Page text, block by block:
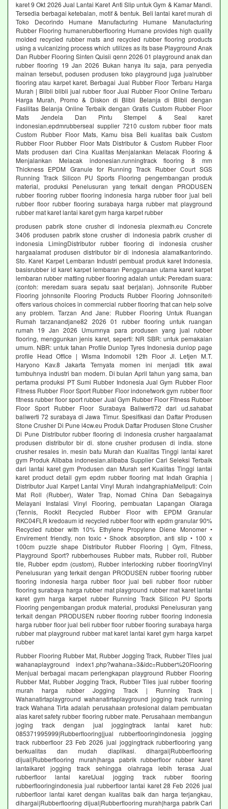
karet 9 Okt 2026 Jual Lantai Karet Anti Slip untuk Gym & Kamar Mandi.
Tersedia berbagai ketebalan, motif & bentuk. Beli lantai karet murah di
Toko Decorindo Humane Manufacturing Humane Manufacturing
Rubber Flooring humanerubberflooring Humane provides high quality
molded recycled rubber mats and recycled rubber flooring products
using a vulcanizing process which utilizes as its base Playground Anak
Dan Rubber Flooring Sinten Quisii qenn 2026 01 playground anak dan
rubber flooring 19 Jan 2026 Bukan hanya itu saja, para penyedia
mainan tersebut, podusen produsen toko playground juga jualrubber
flooring atau karpet karet. Berbagai Jual Rubber Floor Terbaru Harga
Murah | Blibli blibli jual rubber floor Jual Rubber Floor Online Terbaru
Harga Murah, Promo & Diskon di Blibli Belanja di Blibli dengan
Fasilitas Belanja Online Terbaik dengan Gratis Custom Rubber Floor
Mats Jendela Dan Pintu Stempel & Seal karet
indonesian.epdmrubberseal supplier 7210 custom rubber floor mats
Custom Rubber Floor Mats, Kamu bisa Beli kualitas baik Custom
Rubber Floor Rubber Floor Mats Distributor & Custom Rubber Floor
Mats produsen dari Cina Kualitas Menjalankan Melacak Flooring &
Menjalankan Melacak indonesian.runningtrack flooring 8 mm
Thickness EPDM Granule for Running Track Rubber Court SGS
Running Track Silicon PU Sports Flooring pengembangan produk
material, produksi Penelusuran yang terkait dengan PRODUSEN
rubber flooring rubber flooring indonesia harga rubber floor jual beli
rubber floor rubber flooring surabaya harga rubber mat playground
rubber mat karet lantai karet gym harga karpet rubber
produsen pabrik stone crusher di indonesia plexmath.eu Concrete
3406 produsen pabrik stone crusher di indonesia pabrik crusher di
indonesia LimingDistributor rubber flooring di indonesia crusher
hargaalamat produsen distributor bir di indonesia alamatkantorindo.
Sto. Karet Karpet Lembaran Industri pembuat produk karet Indonesia.
basisrubber id karet karpet lembaran Penggunaan utama karet karpet
lembaran rubber matting rubber flooring adalah untuk: Peredam suara:
(contoh: meredam suara sepatu saat berjalan). Johnsonite Rubber
Flooring johnsonite Flooring Products Rubber Flooring Johnsonite®
offers various choices in commercial rubber flooring that can help solve
any problem. Tarzan And Jane: Rubber Flooring Untuk Ruangan
Rumah tarzanandjane82 2026 01 rubber flooring untuk ruangan
rumah 19 Jan 2026 Umumnya para produsen yang jual rubber
flooring, menggunkan jenis karet, seperti: NR SBR: untuk pemakaian
umum. NBR: untuk tahan Profile Dunlop Tyres Indonesia dunlop page
profile Head Office | Wisma Indomobil 12th Floor Jl. Letjen M.T.
Haryono Kav.8 Jakarta Ternyata momen ini menjadi titik awal
tumbuhnya industri ban modern. Di bulan April tahun yang sama, ban
pertama produksi PT Sumi Rubber Indonesia Jual Gym Rubber Floor
Fitness Rubber Floor Sport Rubber Floor indonetwork gym rubber floor
fitness rubber floor sport rubber Jual Gym Rubber Floor Fitness Rubber
Floor Sport Rubber Floor Surabaya Baliwerti72 dari ud.sahabat
baliwerti 72 surabaya di Jawa Timur. Spesifikasi dan Daftar Produsen
Stone Crusher Di Pune l4cw.eu Produk Daftar Produsen Stone Crusher
Di Pune Distributor rubber flooring di indonesia crusher hargaalamat
produsen distributor bir di. stone crusher produsen di india. stone
crusher resales in. mesin batu Murah dan Kualitas Tinggi lantai karet
gym Produk Alibaba indonesian.alibaba Supplier Cari Seleksi Terbaik
dari lantai karet gym Produsen dan Murah sert Kualitas Tinggi lantai
karet product detail gym epdm rubber flooring mat Indah Graphia |
Distributor Jual Karpet Lantai Vinyl Murah indahgraphiaMeliputi: Coin
Mat Roll (Rubber), Water Trap, Nomad China Dan Sebagainya
Melayani Instalasi Vinyl Flooring, pembuatan Lapangan Olaraga
(Tennis, Rockit Recycled Rubber Floor with EPDM Granular
RKC04FLR kredoaum id recycled rubber floor with epdm granular 90%
Recycled rubber with 10% Ethylene Propylene Diene Monomer •
Envirement friendly, non toxic • Shock absorption, anti slip • 100 x
100cm puzzle shape Distributor Rubber Flooring | Gym, Fitness,
Playground Sport? rubberhouses Rubber mats, Rubber roll, Rubber
tile, Rubber epdm (custom), Rubber interlocking rubber flooringVinyl
Penelusuran yang terkait dengan PRODUSEN rubber flooring rubber
flooring indonesia harga rubber floor jual beli rubber floor rubber
flooring surabaya harga rubber mat playground rubber mat karet lantai
karet gym harga karpet rubber Running Track Silicon PU Sports
Flooring pengembangan produk material, produksi Penelusuran yang
terkait dengan PRODUSEN rubber flooring rubber flooring indonesia
harga rubber floor jual beli rubber floor rubber flooring surabaya harga
rubber mat playground rubber mat karet lantai karet gym harga karpet
rubber
Rubber Flooring Rubber Mat, Rubber Jogging Track, Rubber Tiles jual
wahanaplayground index1.php?wahana=3&idc=Rubber%20Flooring
Menjual berbagai macam perlengkapan playground Rubber Flooring
Rubber Mat, Rubber Jogging Track, Rubber Tiles jual rubber flooring
murah harga rubber Jogging Track | Running Track |
Wahanatirtaplayground wahanatirtaplayground jogging track running
track Wahana Tirta adalah perusahaan profesional dalam pembuatan
alas karet safety rubber flooring rubber mate. Perusahaan membangun
joging track dengan jual joggingtrack lantai karet hub:
085371995999|Rubberflooring|jual rubberflooringindonesia jogging
track rubberfloor 23 Feb 2026 jual joggingtrack rubberflooring yang
berkualitas dan mudah diaplikasi. dihargai|Rubberflooring
dijual|Rubberflooring murah|harga pabrik rubberfloor rubber karet
lantaikaret jogging track sehingga olahraga lebih terasa Jual
rubberfloor lantai karetJual jogging track rubber flooring
rubberflooringindonesia jual rubberfloor lantai karet 28 Feb 2026 jual
rubberfloor lantai karet dengan kualitas baik dan harga terjangkau,
dihargai|Rubberflooring dijual|Rubberflooring murah|harga pabrik Cari